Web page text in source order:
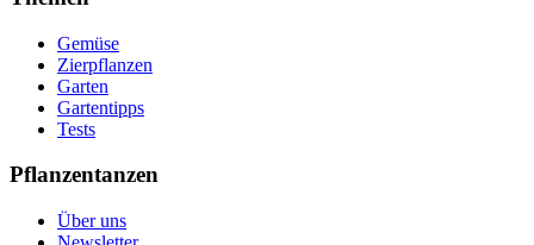
Gemüse
Zierpflanzen
Garten
Gartentipps
Tests
Pflanzentanzen
Über uns